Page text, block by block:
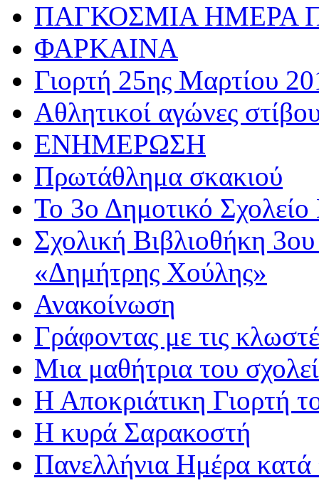
ΠΑΓΚΟΣΜΙΑ ΗΜΕΡΑ
ΦΑΡΚΑΙΝΑ
Γιορτή 25ης Μαρτίου
Αθλητικoί αγώνες
ΕΝΗΜΕΡΩΣΗ
Πρωτάθλημα σκακιού
Το 3ο Δημοτικό Σχολείο
Σχολική Βιβλιοθήκη
«Δημήτρης Χούλης»
Ανακοίνωση
Γράφοντας με τις
Μια μαθήτρια του
Η Αποκριάτικη Γιορτή
Η κυρά Σαρακοστή
Πανελλήνια Ημέρα κατά